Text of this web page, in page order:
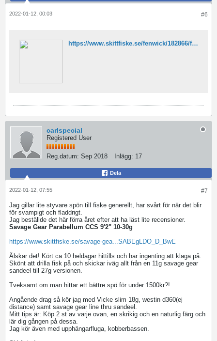
#6
2022-01-12, 00:03
https://www.skittfiske.se/fenwick/182866/fenwick-ironfeather-iii-10-8-32g-4-delt-haspelstang
carlspecial
Registered User
Reg.datum: Sep 2018 Inlägg: 17
Dela
#7
2022-01-12, 07:55
Jag gillar lite styvare spön till fiske generellt, har svårt för när det blir
för svampigt och fladdrigt.
Jag beställde det här förra året efter att ha läst lite recensioner.
Savage Gear Parabellum CCS 9'2" 10-30g
https://www.skittfiske.se/savage-gea...SABEgLDO_D_BwE
Älskar det! Kört ca 10 heldagar hittills och har ingenting att klaga på.
Skönt att drilla fisk på och skickar iväg allt från en 11g savage gear
sandeel till 27g versionen.
Tveksamt om man hittar ett bättre spö för under 1500kr?!
Angående drag så kör jag med Vicke slim 18g, westin d360(ej
distance) samt savage gear line thru sandeel.
Mitt tips är: Köp 2 st av varje ovan, en skrikig och en naturlig färg och
lär dig gången på dessa.
Jag kör även med upphängarfluga, kobberbassen.